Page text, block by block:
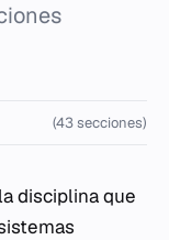
(43 secciones)
disciplina que